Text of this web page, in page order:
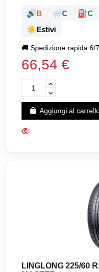
🔊B 🌧️C ⛽C
☀️Estivi
🚚Spedizione rapida 6/
66,54 €
Aggiungi al
LINGLONG 225/60